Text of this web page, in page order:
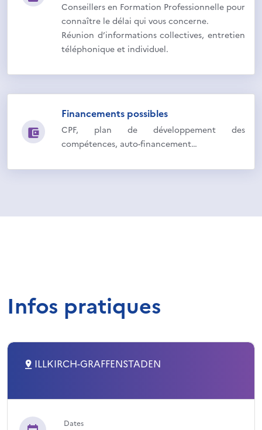
Conseillers en Formation Professionnelle pour
connaître le délai qui vous concerne.
Réunion d’informations collectives, entretien
téléphonique et individuel.
Financements possibles
CPF, plan de développement des
compétences, auto-financement…
Infos pratiques
ILLKIRCH-GRAFFENSTADEN
Dates